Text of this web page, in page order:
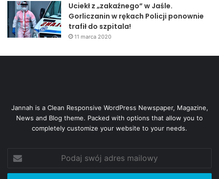
Uciekł z „zakaźnego” w Jaśle.
Gorliczanin w rękach Policji ponownie
trafił do szpitala!
11 marca 2020
Jannah is a Clean Responsive WordPress Newspaper, Magazine,
News and Blog theme. Packed with options that allow you to
completely customize your website to your needs.
swój
adres